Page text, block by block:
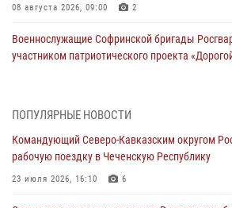
08 августа 2026, 09:00 2
Военнослужащие Софринской бригады
участником патриотического проекта
Кузбассе
08 августа 2026, 07:00
ПОПУЛЯРНЫЕ НОВОСТИ
Командующий Северо-Кавказским округом
рабочую поездку в Чеченскую Республику
23 июля 2026, 16:10 6